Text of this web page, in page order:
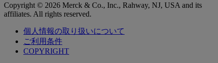
Copyright © 2026 Merck & Co., Inc., Rahway, NJ, USA and its
affiliates. All rights reserved.
個人情報の取り扱いについて
ご利用条件
COPYRIGHT